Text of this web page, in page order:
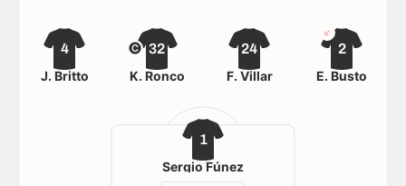
1
Sergio Fúnez
4
J. Britto
32
K. Ronco
24
F. Villar
2
E. Busto